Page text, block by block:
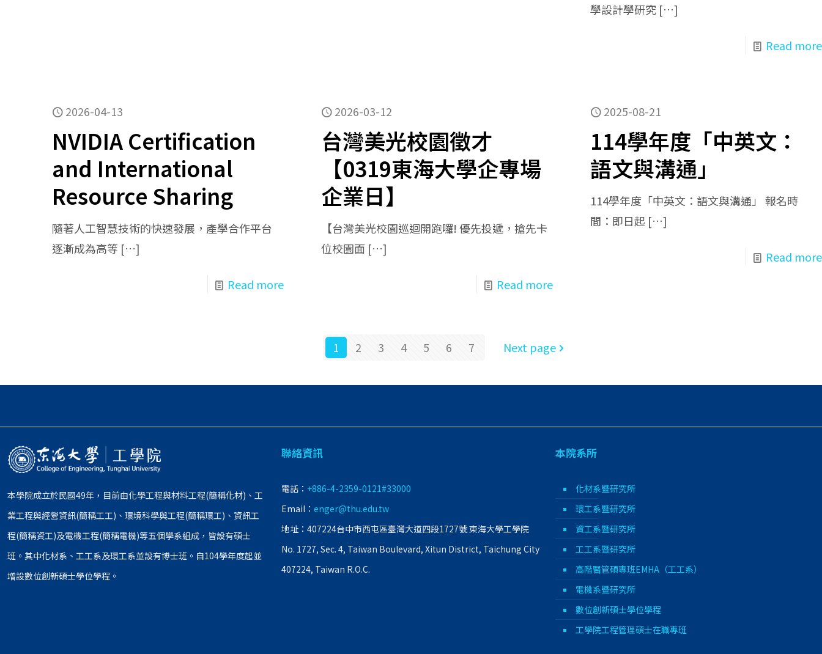
學設計學研究 […]
Read more
2026-04-13
NVIDIA Certification
and International
Resource Sharing
隨著人工智慧技術的快速發展，產學合作平台
逐漸成為高等 […]
Read more
2026-03-12
台灣美光校園徵才
【0319東海大學企專場
企業日】
【台灣美光校園巡迴開跑囉! 優先投遞，搶先卡
位校園面 […]
Read more
2025-08-21
114學年度「中英文：
語文與溝通」
114學年度「中英文：語文與溝通」 報名時
間：即日起 […]
Read more
1 2 3 4 5 6 7 Next page
本學院成立於民國49年，目前由化學工程與材料工程(簡稱化材)、工
業工程與經營資訊(簡稱工工)、環境科學與工程(簡稱環工)、資訊工
程(簡稱資工)及電機工程(簡稱電機)等五個學系組成，皆設有碩士
班。其中化材系、工工系及環工系並設有博士班。自104學年度起並
增設數位創新碩士學位學程。
聯絡資訊
電話： +886-4-2359-0121#33000
Email： enger@thu.edu.tw
地址：407224台中市西屯區臺灣大道四段1727號 東海大學工學院
No. 1727, Sec. 4, Taiwan Boulevard, Xitun District, Taichung City
407224, Taiwan R.O.C.
本院系所
化材系暨研究所
環工系暨研究所
資工系暨研究所
工工系暨研究所
高階醫管碩專班EMHA（工工系）
電機系暨研究所
數位創新碩士學位學程
工學院工程管理碩士在職專班